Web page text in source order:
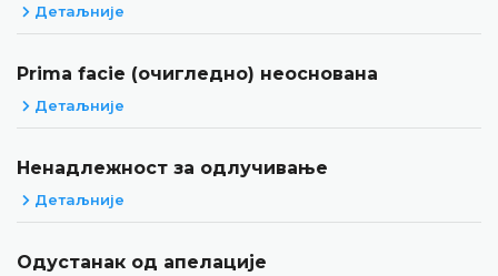
Детаљније
Prima facie (очигледно) неоснована
Детаљније
Ненадлежност за одлучивање
Детаљније
Одустанак од апелације